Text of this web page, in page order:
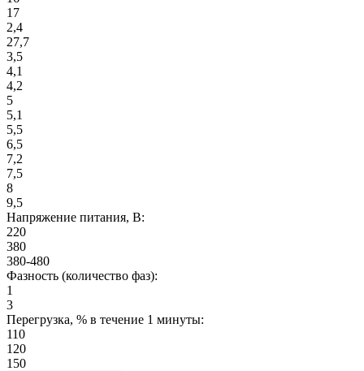
17
2,4
27,7
3,5
4,1
4,2
5
5,1
5,5
6,5
7,2
7,5
8
9,5
Напряжение питания, В:
220
380
380-480
Фазность (количество фаз):
1
3
Перегрузка, % в течение 1 минуты:
110
120
150